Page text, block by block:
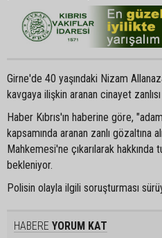
Girne'de 40 yaşındaki Nizam
kavgaya ilişkin aranan cinayet
Haber Kıbrıs'ın haberine göre,
kapsamında aranan zanlı gözaltına
Mahkemesi'ne çıkarılarak
bekleniyor.
Polisin olayla ilgili soruşturması
HABERE YORUM KAT